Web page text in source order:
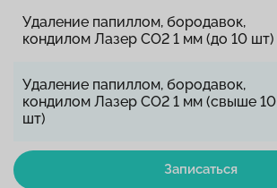
Удаление папиллом, бородавок,
кондилом Лазер СО2 1 мм (до 10 шт)
Удаление папиллом, бородавок,
кондилом Лазер СО2 1 мм (свыше 10
шт)
Записаться